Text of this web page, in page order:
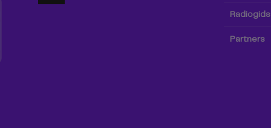
Radiogids
Partners